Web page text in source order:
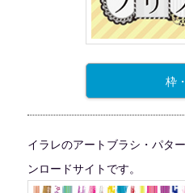
枠
イラレのアートブラシ・パタ
ンロードサイトです。